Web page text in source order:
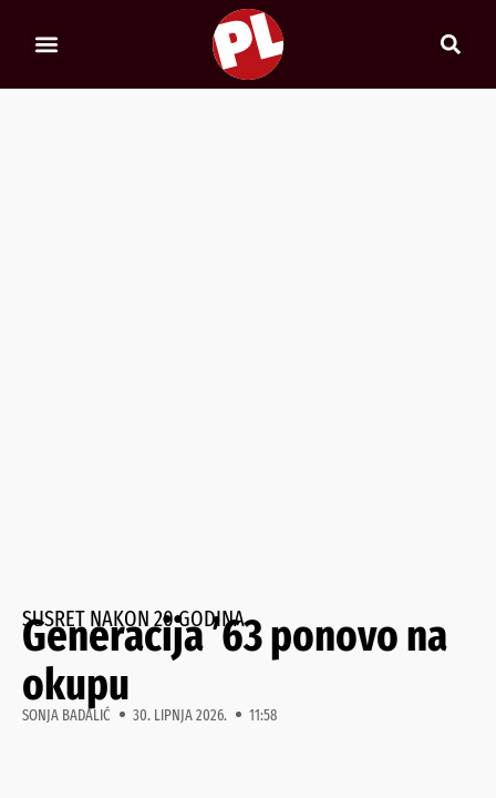
SUSRET NAKON 20 GODINA
Generacija ’63 ponovo na
okupu
SONJA BADALIĆ 30. LIPNJA 2026. 11:58